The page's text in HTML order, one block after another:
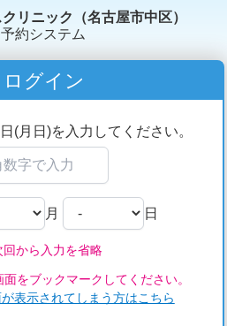
リニック（名古屋市中区）
約システム
ログイン
(月日)を入力してください。
月 日
回から入力を省略
をブックマークしてください。
表示されてしまう方はこちら